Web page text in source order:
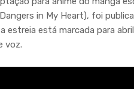
in My Heart), foi
estreia está marcada para
voz.